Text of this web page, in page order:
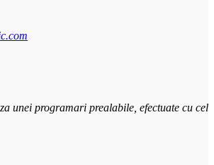
unei programari prealabile, efectuate cu cel